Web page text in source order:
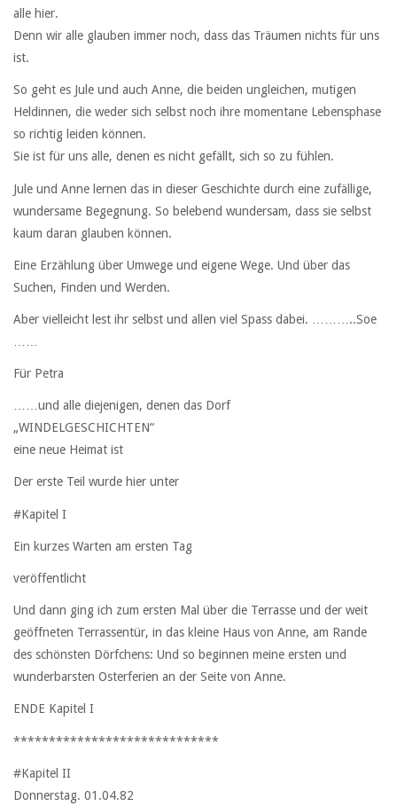
alle hier.
Denn wir alle glauben immer noch, dass das Träumen nichts für uns
ist.
So geht es Jule und auch Anne, die beiden ungleichen, mutigen
Heldinnen, die weder sich selbst noch ihre momentane Lebensphase
so richtig leiden können.
Sie ist für uns alle, denen es nicht gefällt, sich so zu fühlen.
Jule und Anne lernen das in dieser Geschichte durch eine zufällige,
wundersame Begegnung. So belebend wundersam, dass sie selbst
kaum daran glauben können.
Eine Erzählung über Umwege und eigene Wege. Und über das
Suchen, Finden und Werden.
Aber vielleicht lest ihr selbst und allen viel Spass dabei. ………..Soe
Für Petra
……und alle diejenigen, denen das Dorf
„WINDELGESCHICHTEN“
eine neue Heimat ist
Der erste Teil wurde hier unter
#Kapitel I
Ein kurzes Warten am ersten Tag
veröffentlicht
Und dann ging ich zum ersten Mal über die Terrasse und der weit
geöffneten Terrassentür, in das kleine Haus von Anne, am Rande
des schönsten Dörfchens: Und so beginnen meine ersten und
wunderbarsten Osterferien an der Seite von Anne.
ENDE Kapitel I
*****************************
#Kapitel II
Donnerstag. 01.04.82